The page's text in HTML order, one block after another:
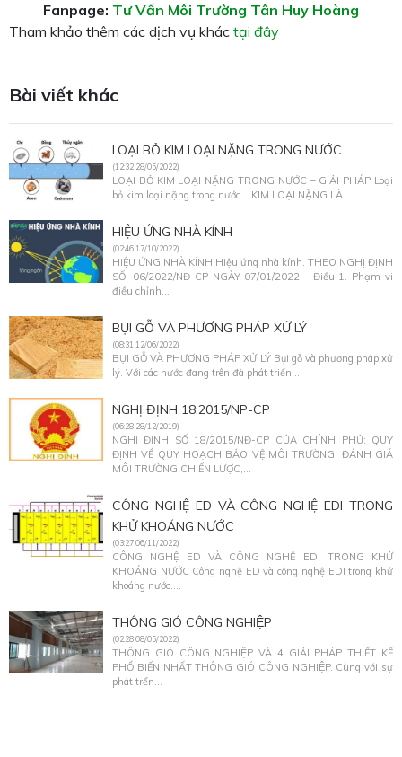
Fanpage: Tư Vấn Môi Trường Tân Huy Hoàng
Tham khảo thêm các dịch vụ khác tại đây
Bài viết khác
LOẠI BỎ KIM LOẠI NẶNG TRONG NƯỚC
(12:32 28/05/2022)
LOẠI BỎ KIM LOẠI NẶNG TRONG NƯỚC – GIẢI PHÁP Loại
bỏ kim loại nặng trong nước. KIM LOẠI NẶNG LÀ...
HIỆU ỨNG NHÀ KÍNH
(02:46 17/10/2022)
HIỆU ỨNG NHÀ KÍNH Hiệu ứng nhà kính. THEO NGHỊ ĐỊNH
SỐ: 06/2022/NĐ-CP NGÀY 07/01/2022 Điều 1. Phạm vi
điều chỉnh...
BỤI GỖ VÀ PHƯƠNG PHÁP XỬ LÝ
(08:31 12/06/2022)
BỤI GỖ VÀ PHƯƠNG PHÁP XỬ LÝ Bụi gỗ và phương pháp xử
lý. Với các nước đang trên đà phát triển...
NGHỊ ĐỊNH 18:2015/NP-CP
(06:28 28/12/2019)
NGHỊ ĐỊNH SỐ 18/2015/NĐ-CP CỦA CHÍNH PHỦ: QUY
ĐỊNH VỀ QUY HOẠCH BẢO VỆ MÔI TRƯỜNG, ĐÁNH GIÁ
MÔI TRƯỜNG CHIẾN LƯỢC,...
CÔNG NGHỆ ED VÀ CÔNG NGHỆ EDI TRONG
KHỬ KHOÁNG NƯỚC
(03:27 06/11/2022)
CÔNG NGHỆ ED VÀ CÔNG NGHỆ EDI TRONG KHỬ
KHOÁNG NƯỚC Công nghệ ED và công nghệ EDI trong khử
khoáng nước....
THÔNG GIÓ CÔNG NGHIỆP
(02:28 08/05/2022)
THÔNG GIÓ CÔNG NGHIỆP VÀ 4 GIẢI PHÁP THIẾT KẾ
PHỔ BIẾN NHẤT THÔNG GIÓ CÔNG NGHIỆP. Cùng với sự
phát trển...